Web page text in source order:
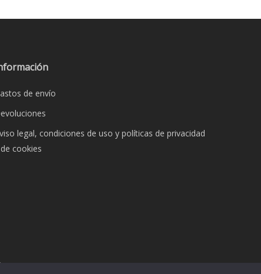
variantes.
de envío
legal, condiciones de uso y políticas de privacidad
cookies